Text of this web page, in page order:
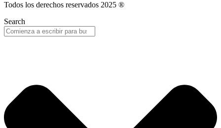
Todos los derechos reservados 2025 ®
Search